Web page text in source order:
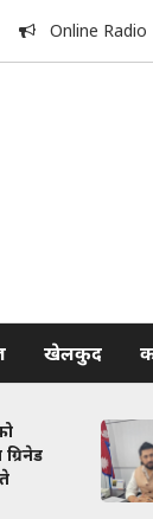
Online Radio
खेलकुद